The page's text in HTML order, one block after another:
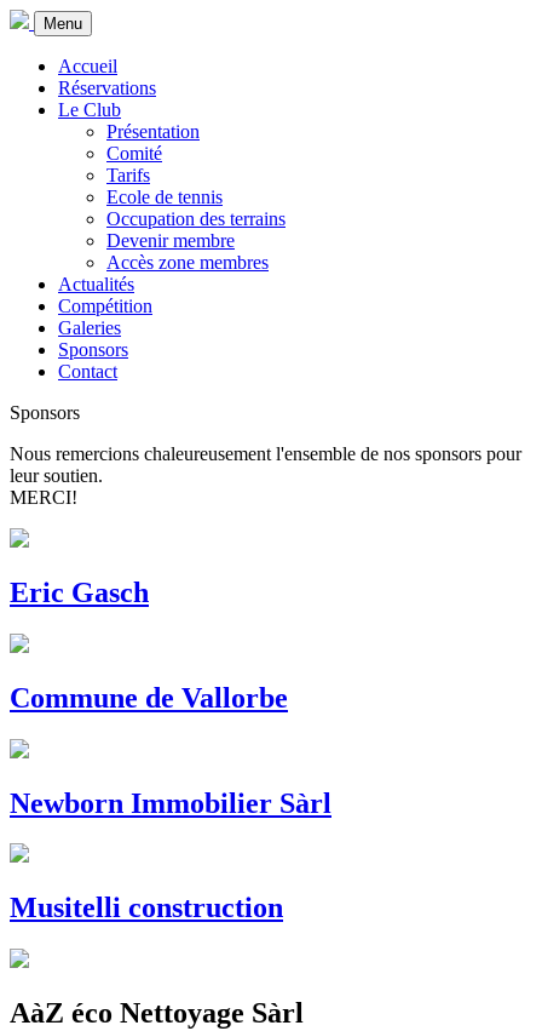
Menu
Accueil
Réservations
Le Club
Présentation
Comité
Tarifs
Ecole de tennis
Occupation des terrains
Devenir membre
Accès zone membres
Actualités
Compétition
Galeries
Sponsors
Contact
Sponsors
Nous remercions chaleureusement l'ensemble de nos sponsors pour
leur soutien.
MERCI!
Eric Gasch
Commune de Vallorbe
Newborn Immobilier Sàrl
Musitelli construction
AàZ éco Nettoyage Sàrl